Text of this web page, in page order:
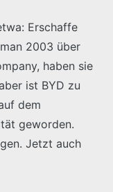
Erschaffe
2003 über
haben sie
ist BYD zu
dem
geworden.
Jetzt auch